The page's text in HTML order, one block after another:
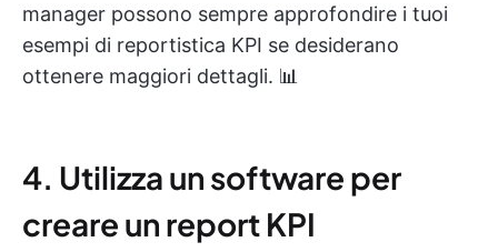
manager possono sempre approfondire i tuoi
esempi di reportistica KPI se desiderano
ottenere maggiori dettagli. 📊
4. Utilizza un software per
creare un report KPI